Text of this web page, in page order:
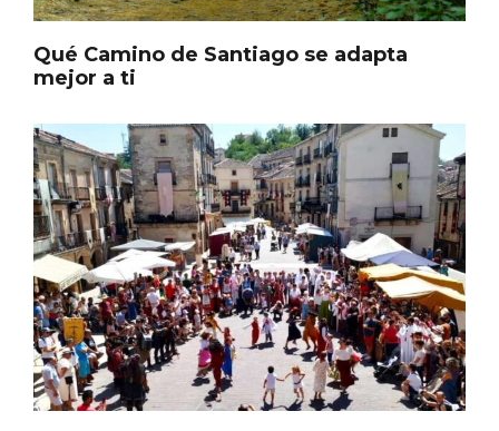
Qué Camino de Santiago se adapta
mejor a ti
En marzo, vuelve la mejor gastronomía
de la Trufa Negra de Soria